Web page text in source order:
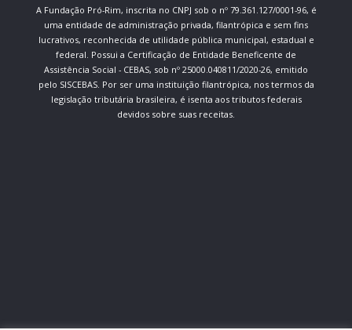
A Fundação Pró-Rim, inscrita no CNPJ sob o nº 79.361.127/0001-96, é
uma entidade de administração privada, filantrópica e sem fins
lucrativos, reconhecida de utilidade pública municipal, estadual e
federal. Possui a Certificação de Entidade Beneficente de
Assistência Social - CEBAS, sob nº 25000.040811/2020-26, emitido
pelo SISCEBAS. Por ser uma instituição filantrópica, nos termos da
legislação tributária brasileira, é isenta aos tributos federais
devidos sobre suas receitas.